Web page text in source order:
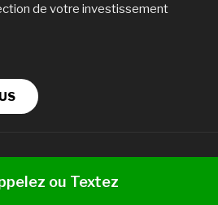
de votre investissement
ou Textez